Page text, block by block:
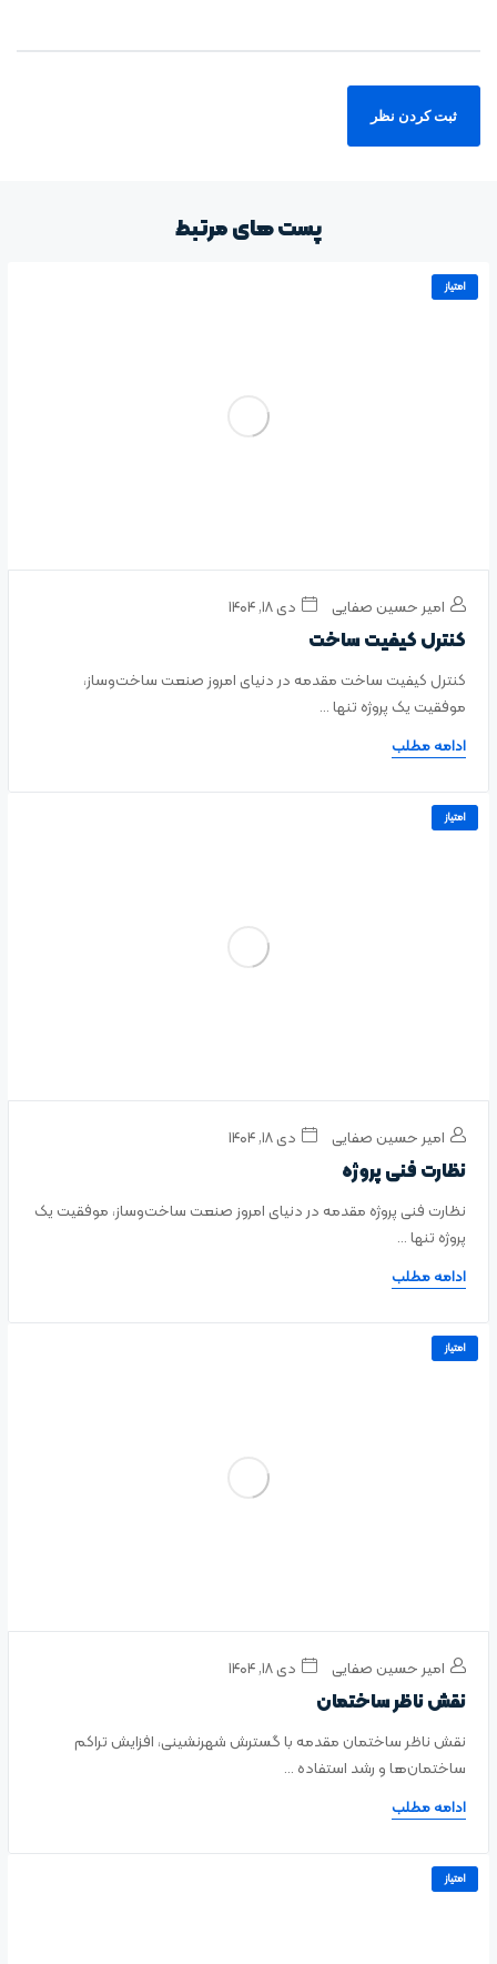
پست های مرتبط
امتیاز
امیر حسین صفایی دی ۱۸, ۱۴۰۴
کنترل کیفیت ساخت
کنترل کیفیت ساخت مقدمه در دنیای امروز صنعت ساخت‌وساز،
موفقیت یک پروژه تنها ...
ادامه مطلب
امتیاز
امیر حسین صفایی دی ۱۸, ۱۴۰۴
نظارت فنی پروژه
نظارت فنی پروژه مقدمه در دنیای امروز صنعت ساخت‌وساز، موفقیت یک
پروژه تنها ...
ادامه مطلب
امتیاز
امیر حسین صفایی دی ۱۸, ۱۴۰۴
نقش ناظر ساختمان
نقش ناظر ساختمان مقدمه با گسترش شهرنشینی، افزایش تراکم
ساختمان‌ها و رشد استفاده ...
ادامه مطلب
امتیاز